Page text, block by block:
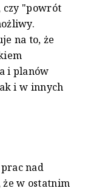
czy "powrót
na to, że
i planów
i w innych
nad
w ostatnim